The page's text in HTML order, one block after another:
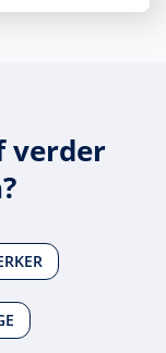
verder